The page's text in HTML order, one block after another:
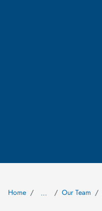
Home … Our Team